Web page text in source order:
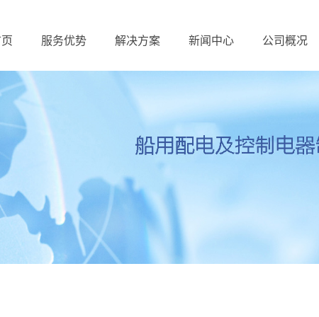
服务优势 解决方案 新闻中心 公司概况